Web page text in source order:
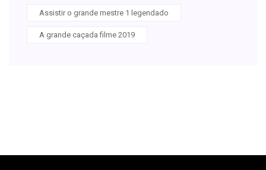
Assistir o grande mestre 1 legendado
A grande caçada filme 2019